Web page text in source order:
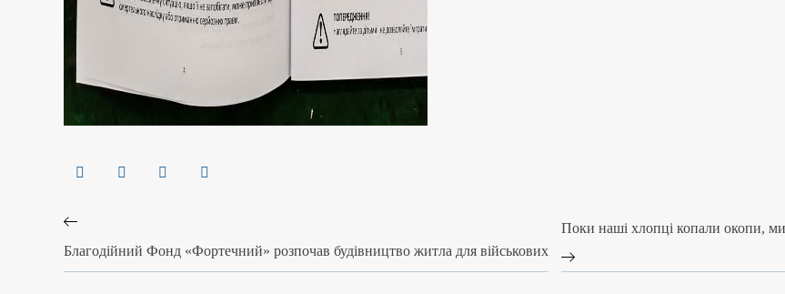
Благодійний Фонд «Фортечний» розпочав будівництво житла для військових
Поки наші хлопці копали окопи,